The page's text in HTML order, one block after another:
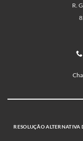
R.
RESOLUÇÃO ALTERNATIVA